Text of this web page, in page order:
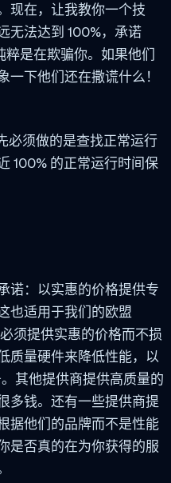
现在，让我教你一个技
无法达到 100%，承诺
是在欺骗你。如果他们
下他们还在撒谎什么！
必须做的是查找正常运行
100% 的正常运行时间保
诺：以实惠的价格提供专
也适用于我们的欧盟
须提供实惠的价格而不损
质量硬件来降低性能，以
其他提供商提供高质量的
多钱。还有一些提供商提
据他们的品牌而不是性能
是否真的在为你获得的服